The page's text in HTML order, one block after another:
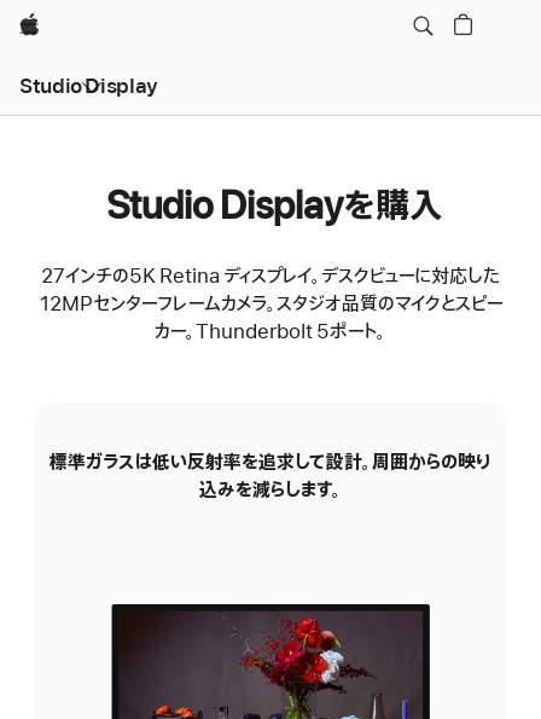
Apple
Studio Display
Studio Displayを購入
27インチの5K Retina ディスプレイ。デスクビューに対応した
12MPセンターフレームカメラ。スタジオ品質のマイクとスピー
カー。Thunderbolt 5ポート。
標準ガラスは低い反射率を追求して設計。周囲からの映り
込みを減らします。